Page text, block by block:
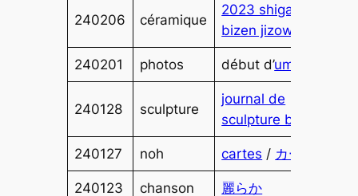
240206 céramique
2023 shigaraki
bizen jizowan
240201 photos début d’ume 24
240128 sculpture
journal de
sculpture bois
240127 noh cartes / カード
240123 chanson 麗らか